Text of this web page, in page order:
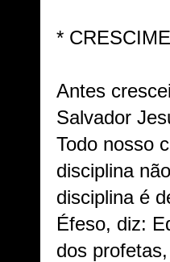
*
Antes
Salvador
Todo nosso
disciplina
disciplina é
Éfeso, diz:
dos